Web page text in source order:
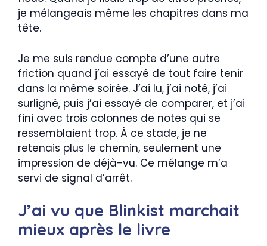
je mélangeais même les chapitres dans ma
tête.
Je me suis rendue compte d’une autre
friction quand j’ai essayé de tout faire tenir
dans la même soirée. J’ai lu, j’ai noté, j’ai
surligné, puis j’ai essayé de comparer, et j’ai
fini avec trois colonnes de notes qui se
ressemblaient trop. À ce stade, je ne
retenais plus le chemin, seulement une
impression de déjà-vu. Ce mélange m’a
servi de signal d’arrêt.
J’ai vu que Blinkist marchait
mieux après le livre